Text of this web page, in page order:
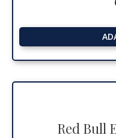
Red Bull